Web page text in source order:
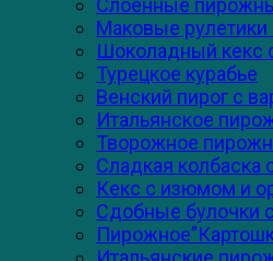
Слоенные
Маковые рулетики
Шоколадный кекс
Турецкое курабье
Венский пирог с
Итальянское
Творожное
Сладкая колбаска
Кекс с изюмом и
Сдобные булочки